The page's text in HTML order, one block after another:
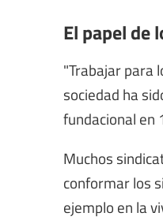
El papel de
"Trabajar para
sociedad ha
fundacional en
Muchos
conformar los
ejemplo en la